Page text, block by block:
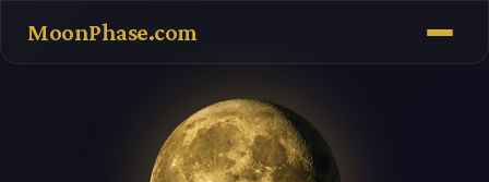
MoonPhase.com